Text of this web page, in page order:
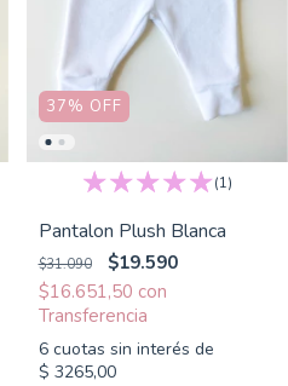
37% OFF
(1)
Pantalon Plush Blanca
$31.090
$19.590
$16.651,50 con
6 cuotas sin interés de
$ 3265,00